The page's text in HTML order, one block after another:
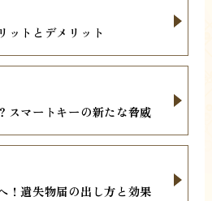
ットとデメリット
スマートキーの新たな脅威
！遺失物届の出し方と効果